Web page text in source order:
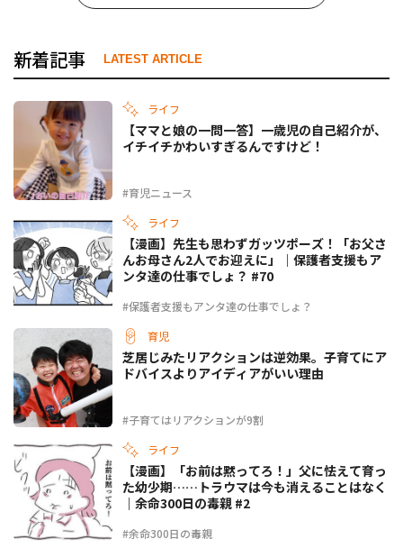
新着記事 LATEST ARTICLE
ライフ
#育児ニュース
【ママと娘の一問一答】一歳児の自己紹介が、
イチイチかわいすぎるんですけど！
ライフ
#保護者支援もアンタ達の仕事でしょ？
【漫画】先生も思わずガッツポーズ！「お父さ
んお母さん2人でお迎えに」｜保護者支援もア
ンタ達の仕事でしょ？ #70
育児
#子育てはリアクションが9割
芝居じみたリアクションは逆効果。子育てにア
ドバイスよりアイディアがいい理由
ライフ
#余命300日の毒親
【漫画】「お前は黙ってろ！」父に怯えて育っ
た幼少期……トラウマは今も消えることはなく
｜余命300日の毒親 #2